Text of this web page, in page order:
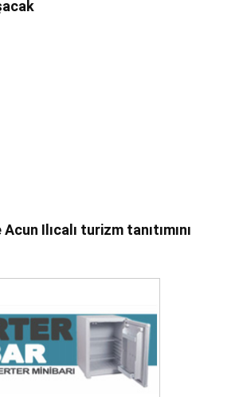
Ilıcalı turizm tanıtımını